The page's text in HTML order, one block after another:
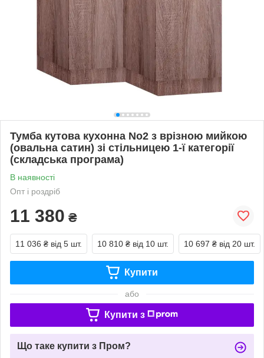
Тумба кутова кухонна No2 з врізною мийкою
(овальна сатин) зі стільницею 1-ї категорії
(складська програма)
В наявності
Опт і роздріб
11 380 ₴
11 036 ₴ від 5 шт. 10 810 ₴ від 10 шт. 10 697 ₴ від 20 шт.
Купити
або
Купити з
Що таке купити з Пром?